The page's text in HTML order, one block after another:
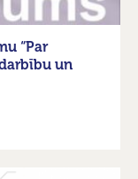
“Par
un